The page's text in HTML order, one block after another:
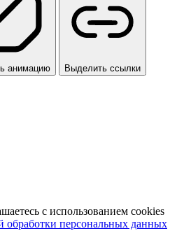
анимацию
Выделить ссылки
с использованием cookies
обработки персональных данных